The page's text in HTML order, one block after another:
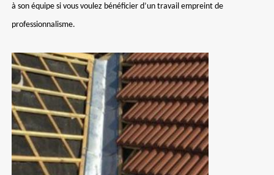
à son équipe si vous voulez bénéficier d’un travail empreint de
professionnalisme.